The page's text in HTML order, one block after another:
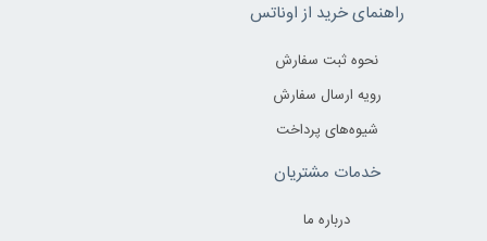
راهنمای خرید از اوناتس
نحوه ثبت سفارش
رویه ارسال سفارش
شیوه‌های پرداخت
خدمات مشتریان
درباره ما